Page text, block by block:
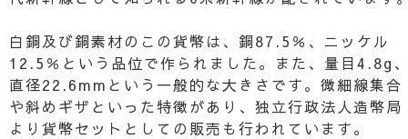
白銅及び銅素材のこの貨幣は、銅87.5％、ニッケル
12.5％という品位で作られました。また、量目4.8g
直径22.6mmという一般的な大きさです。微細線集合
や斜めギザといった特徴があり、独立行政法人造幣局
より貨幣セットとしての販売も行われています。